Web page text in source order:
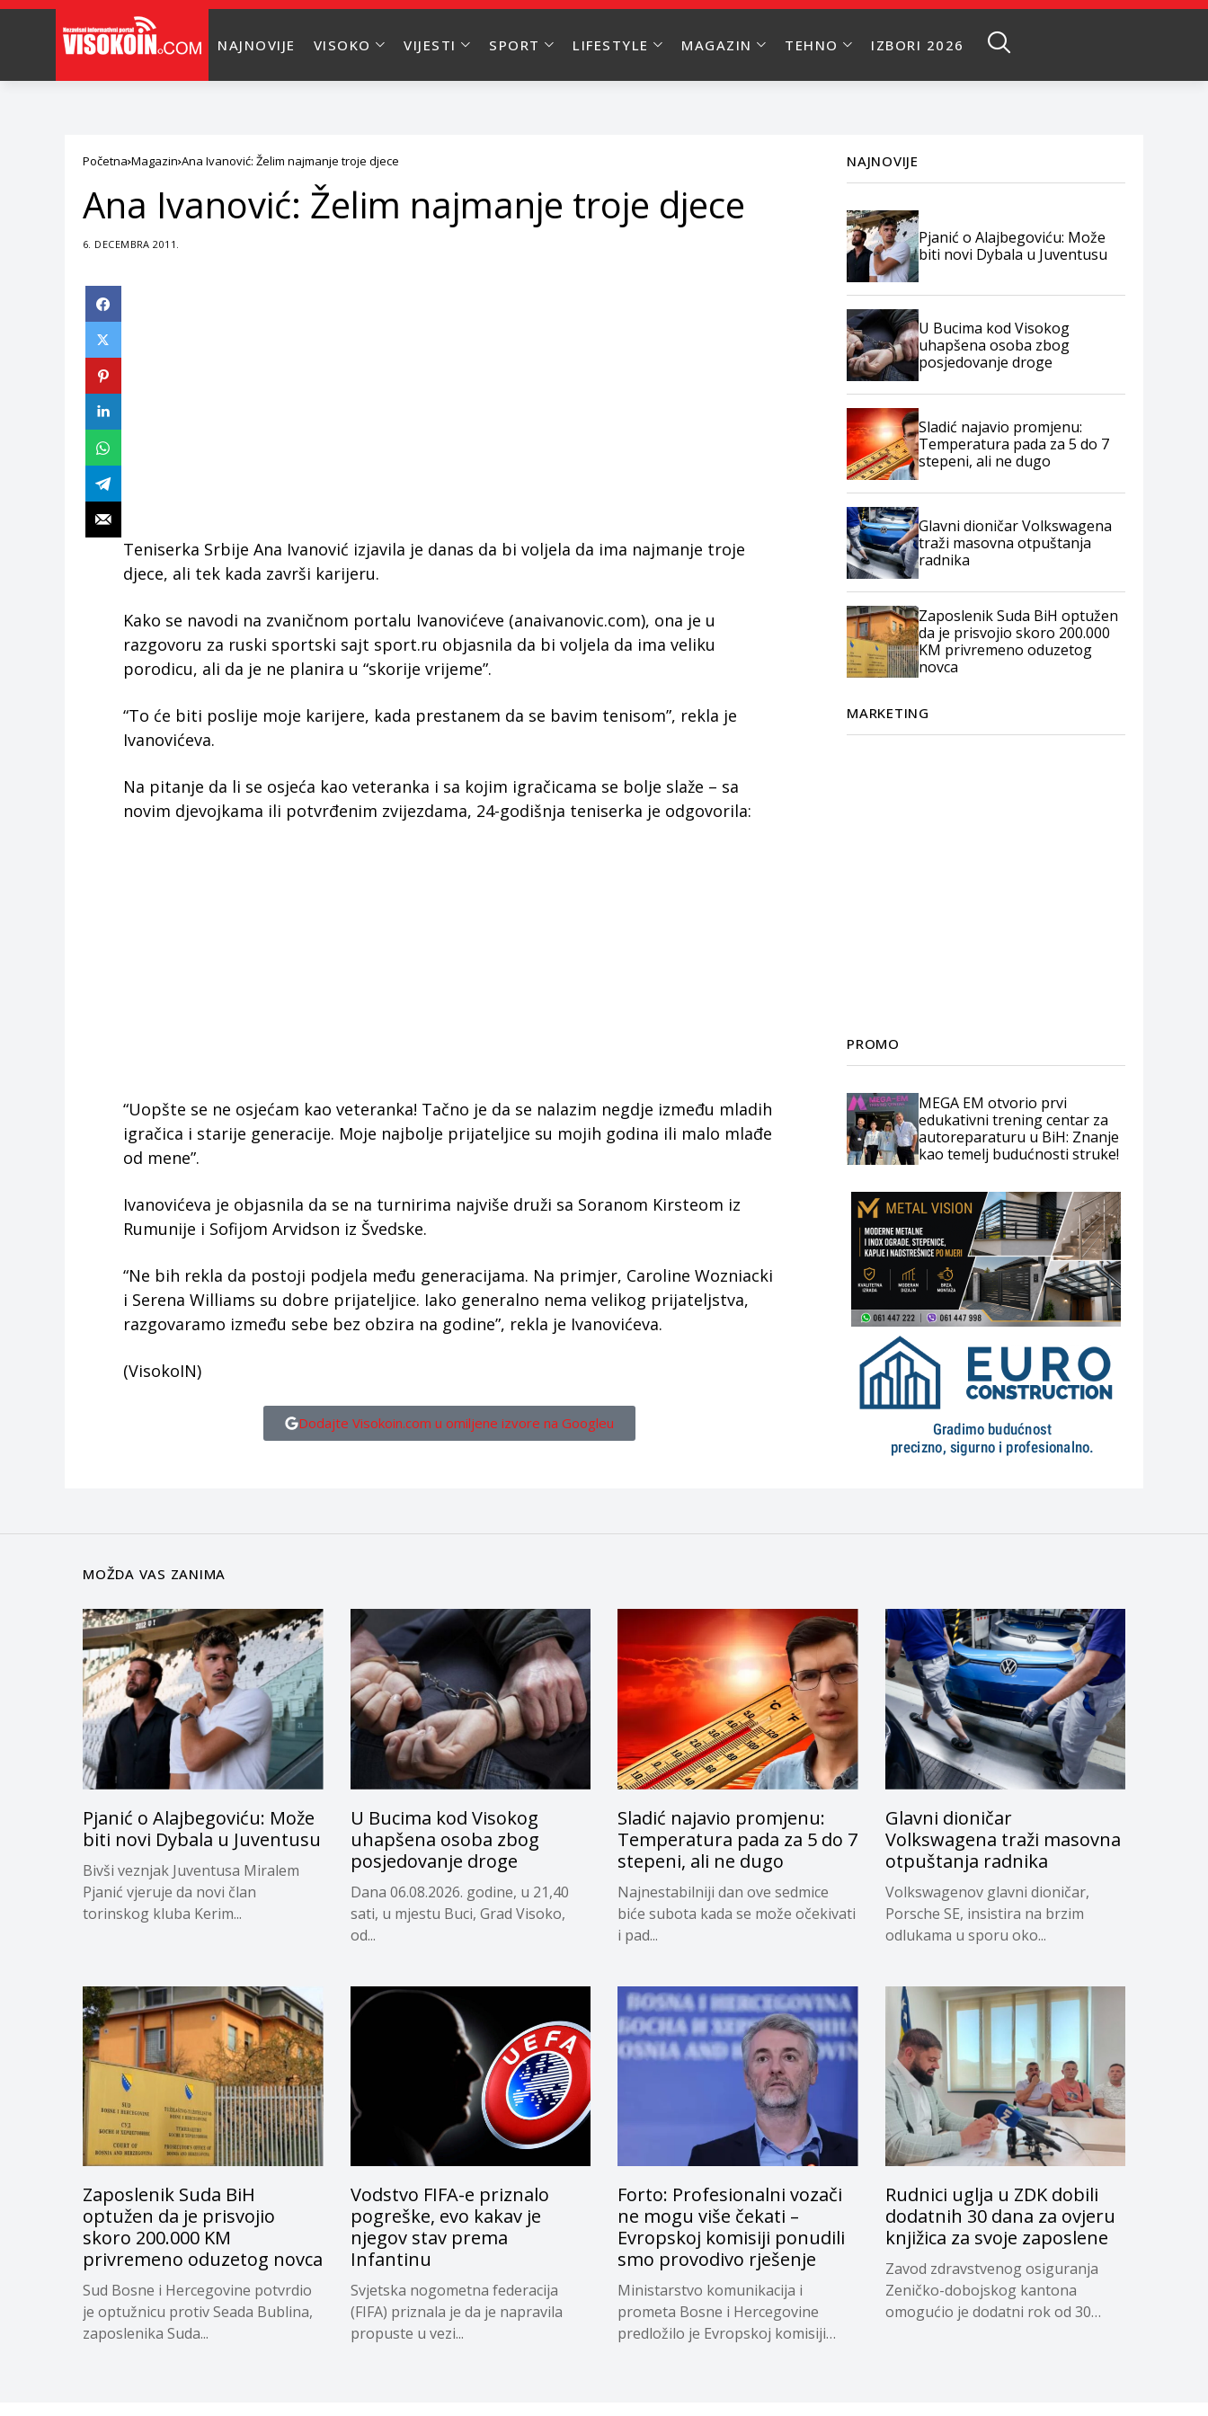
NAJNOVIJE VISOKO VIJESTI SPORT LIFESTYLE MAGAZIN TEHNO IZBORI 2026
Početna Magazin Ana Ivanović: Želim najmanje troje djece
Ana Ivanović: Želim najmanje troje djece
6. DECEMBRA 2011.
Teniserka Srbije Ana Ivanović izjavila je danas da bi voljela da ima najmanje troje
djece, ali tek kada završi karijeru.
Kako se navodi na zvaničnom portalu Ivanovićeve (anaivanovic.com), ona je u
razgovoru za ruski sportski sajt sport.ru objasnila da bi voljela da ima veliku
porodicu, ali da je ne planira u “skorije vrijeme”.
“To će biti poslije moje karijere, kada prestanem da se bavim tenisom”, rekla je
Ivanovićeva.
Na pitanje da li se osjeća kao veteranka i sa kojim igračicama se bolje slaže – sa
novim djevojkama ili potvrđenim zvijezdama, 24-godišnja teniserka je odgovorila:
“Uopšte se ne osjećam kao veteranka! Tačno je da se nalazim negdje između mladih
igračica i starije generacije. Moje najbolje prijateljice su mojih godina ili malo mlađe
od mene”.
Ivanovićeva je objasnila da se na turnirima najviše druži sa Soranom Kirsteom iz
Rumunije i Sofijom Arvidson iz Švedske.
“Ne bih rekla da postoji podjela među generacijama. Na primjer, Caroline Wozniacki
i Serena Williams su dobre prijateljice. Iako generalno nema velikog prijateljstva,
razgovaramo između sebe bez obzira na godine”, rekla je Ivanovićeva.
(VisokoIN)
Dodajte Visokoin.com u omiljene izvore na Googleu
NAJNOVIJE
Pjanić o Alajbegoviću: Može
biti novi Dybala u Juventusu
U Bucima kod Visokog
uhapšena osoba zbog
posjedovanje droge
Sladić najavio promjenu:
Temperatura pada za 5 do 7
stepeni, ali ne dugo
Glavni dioničar Volkswagena
traži masovna otpuštanja
radnika
Zaposlenik Suda BiH optužen
da je prisvojio skoro 200.000
KM privremeno oduzetog
novca
MARKETING
PROMO
MEGA EM otvorio prvi
edukativni trening centar za
autoreparaturu u BiH: Znanje
kao temelj budućnosti struke!
MOŽDA VAS ZANIMA
Pjanić o Alajbegoviću: Može
biti novi Dybala u Juventusu
Bivši veznjak Juventusa Miralem
Pjanić vjeruje da novi član
torinskog kluba Kerim...
U Bucima kod Visokog
uhapšena osoba zbog
posjedovanje droge
Dana 06.08.2026. godine, u 21,40
sati, u mjestu Buci, Grad Visoko,
od...
Sladić najavio promjenu:
Temperatura pada za 5 do 7
stepeni, ali ne dugo
Najnestabilniji dan ove sedmice
biće subota kada se može očekivati
i pad...
Glavni dioničar
Volkswagena traži masovna
otpuštanja radnika
Volkswagenov glavni dioničar,
Porsche SE, insistira na brzim
odlukama u sporu oko...
Zaposlenik Suda BiH
optužen da je prisvojio
skoro 200.000 KM
privremeno oduzetog novca
Sud Bosne i Hercegovine potvrdio
je optužnicu protiv Seada Bublina,
zaposlenika Suda...
Vodstvo FIFA-e priznalo
pogreške, evo kakav je
njegov stav prema
Infantinu
Svjetska nogometna federacija
(FIFA) priznala je da je napravila
propuste u vezi...
Forto: Profesionalni vozači
ne mogu više čekati –
Evropskoj komisiji ponudili
smo provodivo rješenje
Ministarstvo komunikacija i
prometa Bosne i Hercegovine
predložilo je Evropskoj komisiji
Rudnici uglja u ZDK dobili
dodatnih 30 dana za ovjeru
knjižica za svoje zaposlene
Zavod zdravstvenog osiguranja
Zeničko-dobojskog kantona
omogućio je dodatni rok od 30